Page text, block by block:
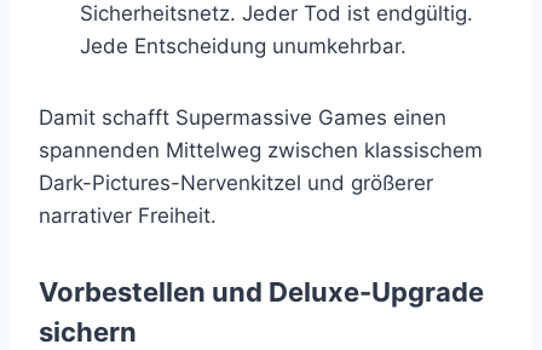
Sicherheitsnetz. Jeder Tod ist endgültig.
Jede Entscheidung unumkehrbar.
Damit schafft Supermassive Games einen
spannenden Mittelweg zwischen klassischem
Dark-Pictures-Nervenkitzel und größerer
narrativer Freiheit.
Vorbestellen und Deluxe-Upgrade
sichern